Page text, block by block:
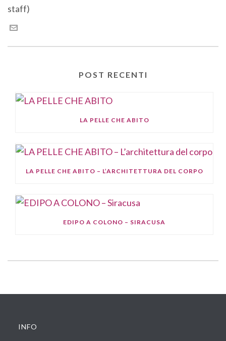
staff)
POST RECENTI
LA PELLE CHE ABITO
LA PELLE CHE ABITO – L’ARCHITETTURA DEL CORPO
EDIPO A COLONO – SIRACUSA
INFO